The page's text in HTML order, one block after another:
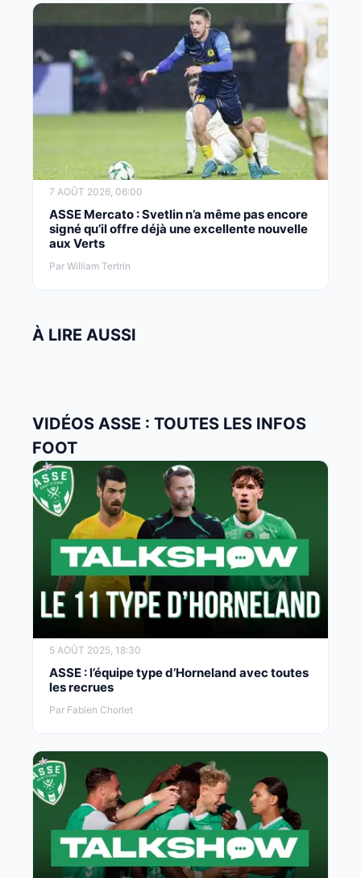
7 AOÛT 2026, 06:00
ASSE Mercato : Svetlin n’a même pas encore
signé qu’il offre déjà une excellente nouvelle
aux Verts
Par William Tertrin
À LIRE AUSSI
VIDÉOS ASSE : TOUTES LES INFOS
FOOT
5 AOÛT 2025, 18:30
ASSE : l’équipe type d’Horneland avec toutes
les recrues
Par Fabien Chorlet